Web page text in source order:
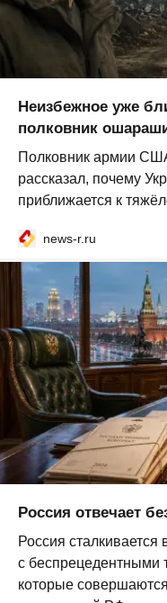
Неизбежное уже
полковник
Полковник армии
рассказал, почему
приближается к
news-r.ru
Россия отвечает
Россия
с беспрецедентными
которые